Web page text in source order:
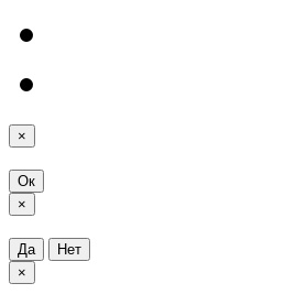
×
Ок
×
Да
Нет
×